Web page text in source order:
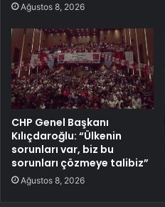
Ağustos 8, 2026
CHP Genel Başkanı
Kılıçdaroğlu: “Ülkenin
sorunları var, biz bu
sorunları çözmeye talibiz”
Ağustos 8, 2026